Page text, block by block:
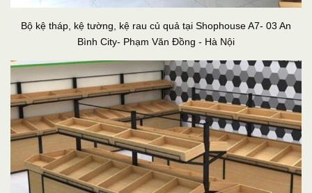
Bộ kệ tháp, kệ tường, kệ rau củ quả tại Shophouse A7- 03 An
Bình City- Phạm Văn Đồng - Hà Nội